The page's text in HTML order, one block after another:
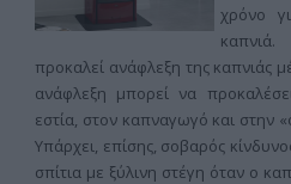
χρόνο
προκαλεί ανάφλεξη της καπνιάς
ανάφλεξη μπορεί να
εστία, στον καπναγωγό και στην
Υπάρχει, επίσης, σοβαρός
σπίτια με ξύλινη στέγη όταν ο